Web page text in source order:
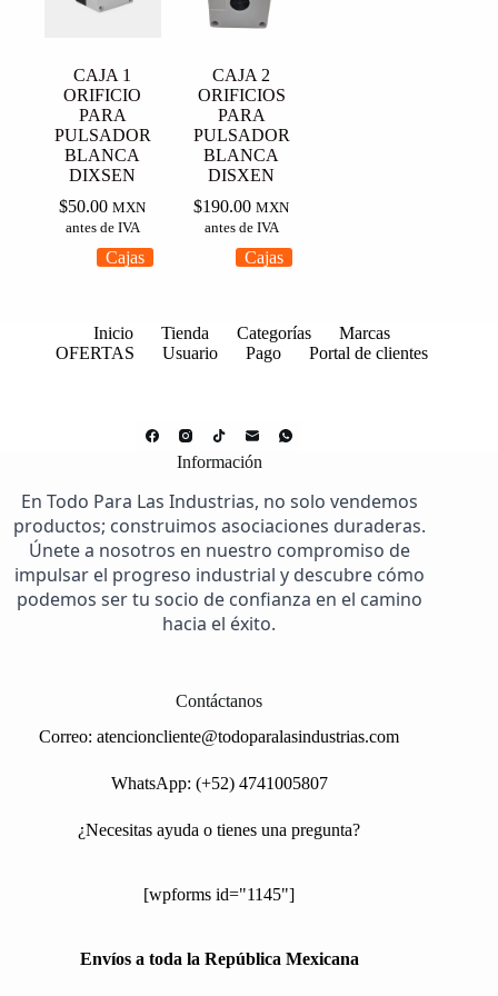
CAJA 1
ORIFICIO
PARA
PULSADOR
BLANCA
DIXSEN
$50.00 MXN
antes de IVA
Cajas
CAJA 2
ORIFICIOS
PARA
PULSADOR
BLANCA
DISXEN
$190.00 MXN
antes de IVA
Cajas
Inicio Tienda Categorías
Marcas
OFERTAS
Usuario Pago Portal de clientes
Información
En Todo Para Las Industrias, no solo vendemos
productos; construimos asociaciones duraderas.
Únete a nosotros en nuestro compromiso de
impulsar el progreso industrial y descubre cómo
podemos ser tu socio de confianza en el camino
hacia el éxito.
Contáctanos
Correo:atencioncliente@todoparalasindustrias.com
WhatsApp: (+52) 4741005807
¿Necesitas ayuda o tienes una pregunta?
[wpforms id="1145"]
Envíos a toda la República Mexicana